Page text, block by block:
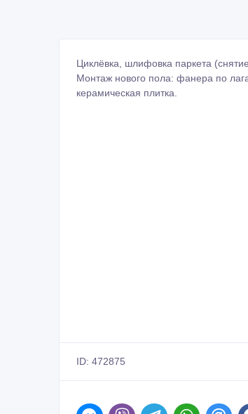
Циклёвка, шлифовка паркета
Монтаж нового пола: фанера по
керамическая плитка.
ID: 472875